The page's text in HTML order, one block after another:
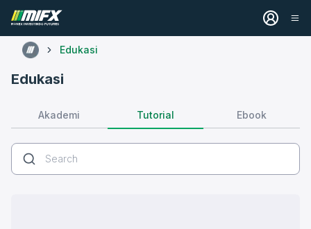
Edukasi
Edukasi
Akademi Tutorial Ebook